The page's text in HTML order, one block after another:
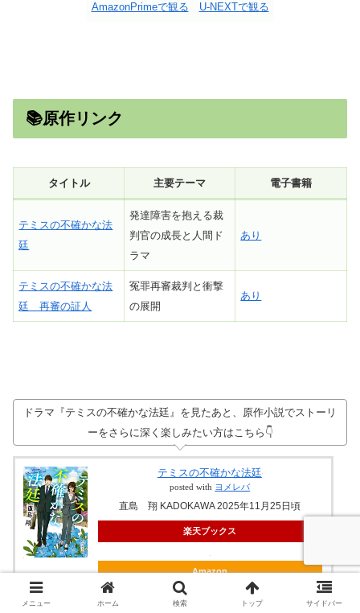
AmazonPrimeで観る U-NEXTで観る
📚原作リンク
タイトル 主要テーマ 電子書籍
テミスの不確かな法
廷
発達障害を抱える裁
判官の成長と人間ド
ラマ
あり
テミスの不確かな法
廷 再審の証人
冤罪再審裁判と衝撃
の展開
あり
ドラマ『テミスの不確かな法廷』を見たあと、原作小説でストーリ
ーをさらに深く楽しみたい方はこちら👇
テミスの不確かな法廷
posted with ヨメレバ
直島 翔 KADOKAWA 2025年11月25日頃
楽天ブックス
Amazon
紀伊國屋書店
メニュー ホーム 検索 トップ サイドバー